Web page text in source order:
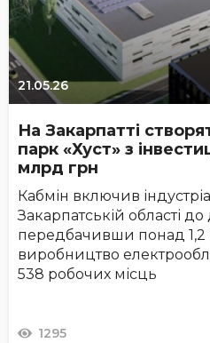
21.05.26
На Закарпатті
парк «Хуст» з
млрд грн
Кабмін включив
Закарпатській області
передбачивши понад 1,2
виробництво
538 робочих місць
1295